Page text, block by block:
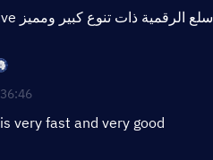
very fast and very good